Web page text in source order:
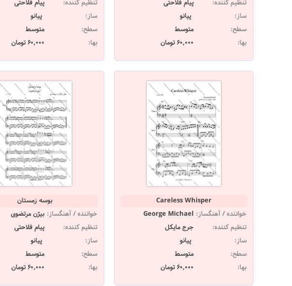
تنظیم کننده:
پیام فلاحتی
ساز:
پیانو
سطح:
متوسط
بها:
60,000 تومان
تنظیم کننده:
پیام فلاحتی
ساز:
پیانو
سطح:
متوسط
بها:
60,000 تومان
Careless Whisper
خواننده / آهنگساز: George Michael
تنظیم کننده:
جرج مایکل
ساز:
پیانو
سطح:
متوسط
بها:
60,000 تومان
بوسه زمستان
خواننده / آهنگساز: بیژن مرتضوی
تنظیم کننده:
پیام فلاحتی
ساز:
پیانو
سطح:
متوسط
بها:
60,000 تومان